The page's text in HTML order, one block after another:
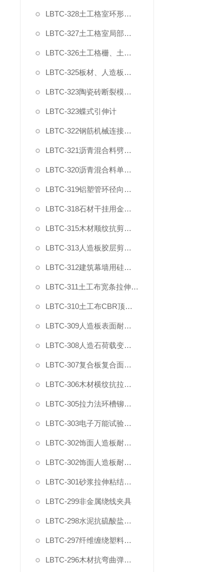
LBTC-328土工格室环形插件拉拔力夹具
LBTC-327土工格室局部过载夹具
LBTC-326土工格栅、土工布宽条拉伸试验夹具（普钢）
LBTC-325板材、人造板家具封边条90度剥离夹具
LBTC-323陶瓷砖断裂模数和破坏强度夹具
LBTC-323蝶式引伸计
LBTC-322钢筋机械连接残余变形测量仪
LBTC-321沥青混合料劈裂夹具
LBTC-320沥青混合料单轴压缩夹具
LBTC-319铝塑管环径向拉力夹具
LBTC-318石材干挂用金属挂件拉拔强度试验夹具
LBTC-315木材顺纹抗剪强度测试夹具
LBTC-313人造板胶层剪切强度夹具
LBTC-312建筑幕墙用硅酮结构密封胶剪切强度夹具
LBTC-311土工布宽条拉伸试验专用引伸计
LBTC-310土工布CBR顶破强力夹具
LBTC-309人造板表面耐冷热循环性能测定
LBTC-308人造石荷载变形试验夹具
LBTC-307复合板复合面剪切强度试验夹具
LBTC-306木材横纹抗拉强度试验夹具
LBTC-305拉力法环槽铆钉连接副拉脱试验夹具
LBTC-303电子万能试验机薄膜气动夹具
LBTC-302饰面人造板耐开裂钻孔夹具
LBTC-302饰面人造板耐开裂固定夹具
LBTC-301砂浆拉伸粘结强度用下夹具
LBTC-299非金属绕线夹具
LBTC-298水泥抗硫酸盐侵蚀抗折夹具
LBTC-297纤维缠绕塑料环形试样拉力盘装置
LBTC-296木材抗弯曲弹性模量强度试验夹具